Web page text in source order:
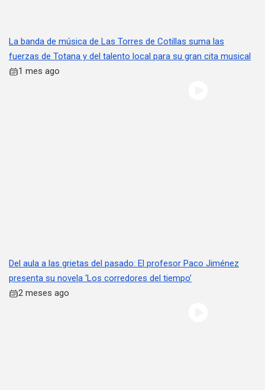
La banda de música de Las Torres de Cotillas suma las
fuerzas de Totana y del talento local para su gran cita musical
1 mes ago
Del aula a las grietas del pasado: El profesor Paco Jiménez
presenta su novela ‘Los corredores del tiempo’
2 meses ago